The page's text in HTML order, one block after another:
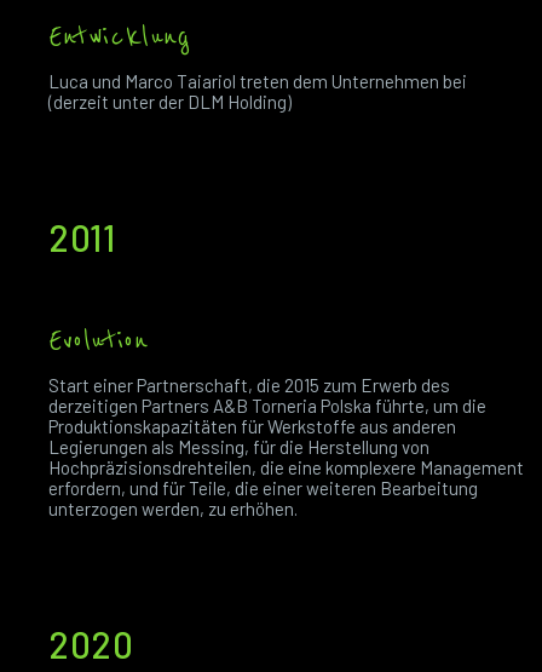
Entwicklung
Luca und Marco Taiariol treten dem Unternehmen bei
(derzeit unter der DLM Holding)
2011
2020
Evolution
Start einer Partnerschaft, die 2015 zum Erwerb des
derzeitigen Partners A&B Torneria Polska führte, um die
Produktionskapazitäten für Werkstoffe aus anderen
Legierungen als Messing, für die Herstellung von
Hochpräzisionsdrehteilen, die eine komplexere Management
erfordern, und für Teile, die einer weiteren Bearbeitung
unterzogen werden, zu erhöhen.